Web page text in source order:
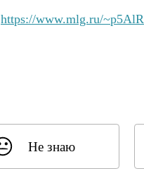
https://www.mlg.ru/~p5AlR
Не знаю